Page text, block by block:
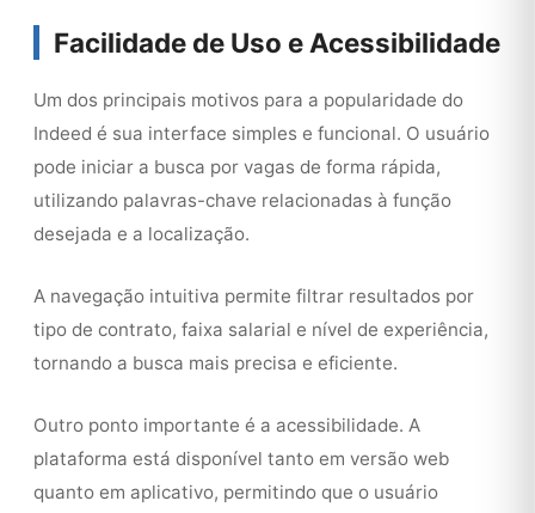
Facilidade de Uso e Acessibilidade
Um dos principais motivos para a popularidade do
Indeed é sua interface simples e funcional. O usuário
pode iniciar a busca por vagas de forma rápida,
utilizando palavras-chave relacionadas à função
desejada e a localização.
A navegação intuitiva permite filtrar resultados por
tipo de contrato, faixa salarial e nível de experiência,
tornando a busca mais precisa e eficiente.
Outro ponto importante é a acessibilidade. A
plataforma está disponível tanto em versão web
quanto em aplicativo, permitindo que o usuário